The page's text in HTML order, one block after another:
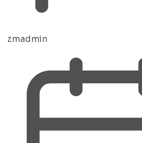
zmadmin